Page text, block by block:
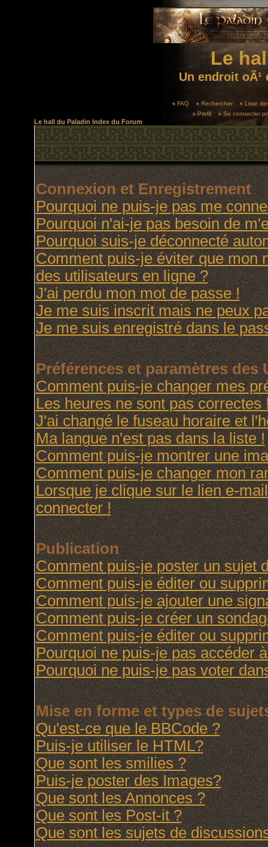
Le
Un endroit
FAQ Rechercher
Liste
Profil
Se connecter
Le hall du Paladin Index du Forum
Connexion et Enregistrement
Pourquoi ne puis-je pas me
Pourquoi n'ai-je pas besoin de
Pourquoi suis-je déconnecté
Comment puis-je éviter que mon
des utilisateurs en ligne ?
J'ai perdu mon mot de passe !
Je me suis inscrit mais ne peux
Je me suis enregistré dans le
Préférences et paramètres des
Comment puis-je changer mes
Les heures ne sont pas correctes
J'ai changé le fuseau horaire et
Ma langue n'est pas dans la liste !
Comment puis-je montrer une
Comment puis-je changer mon
Lorsque je clique sur le lien e-
connecter !
Publication
Comment puis-je poster un sujet
Comment puis-je éditer ou
Comment puis-je ajouter une
Comment puis-je créer un
Comment puis-je éditer ou
Pourquoi ne puis-je pas accéder
Pourquoi ne puis-je pas voter
Mise en forme et types de
Qu'est-ce que le BBCode ?
Puis-je utiliser le HTML?
Que sont les smilies ?
Puis-je poster des Images?
Que sont les Annonces ?
Que sont les Post-it ?
Que sont les sujets de